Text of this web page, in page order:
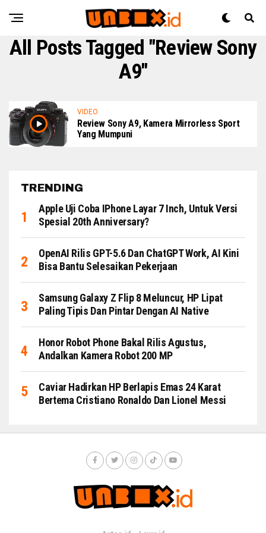
All Posts Tagged "review Sony
A9"
VIDEO
Review Sony A9, Kamera Mirrorless Sport
Yang Mumpuni
TRENDING
Apple Uji Coba IPhone Layar 7 Inch, Untuk Versi
Spesial 20th Anniversary?
OpenAI Rilis GPT-5.6 Dan ChatGPT Work, AI Kini
Bisa Bantu Selesaikan Pekerjaan
Samsung Galaxy Z Flip 8 Meluncur, HP Lipat
Paling Tipis Dan Pintar Dengan AI Native
Honor Robot Phone Bakal Rilis Agustus,
Andalkan Kamera Robot 200 MP
Caviar Hadirkan HP Berlapis Emas 24 Karat
Bertema Cristiano Ronaldo Dan Lionel Messi